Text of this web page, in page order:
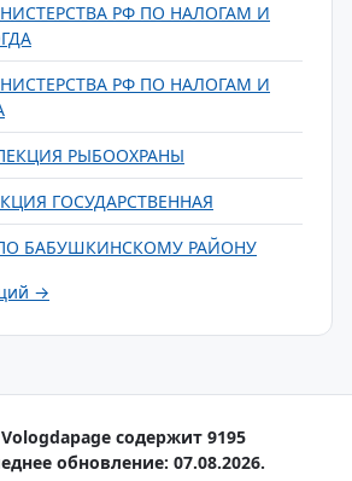
РФ ПО НАЛОГАМ И
РФ ПО НАЛОГАМ И
РЫБООХРАНЫ
ГОСУДАРСТВЕННАЯ
БАБУШКИНСКОМУ РАЙОНУ
→
содержит 9195
обновление: 07.08.2026.